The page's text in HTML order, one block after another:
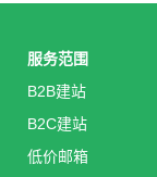
服务范围
B2B建站
B2C建站
低价邮箱